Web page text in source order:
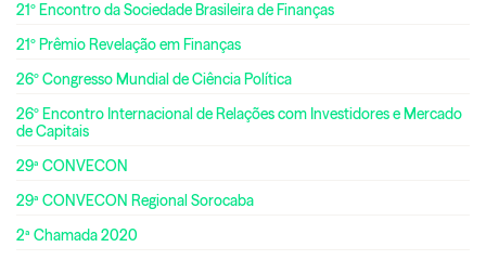
21º Encontro da Sociedade Brasileira de Finanças
21º Prêmio Revelação em Finanças
26º Congresso Mundial de Ciência Política
26º Encontro Internacional de Relações com Investidores e Mercado
de Capitais
29ª CONVECON
29ª CONVECON Regional Sorocaba
2ª Chamada 2020